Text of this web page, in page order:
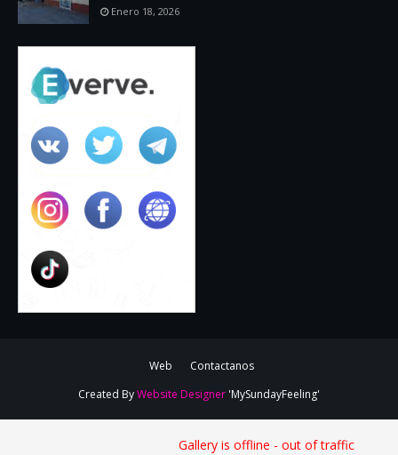
Enero 18, 2026
Web
Contactanos
Created ByWebsite Designer 'MySundayFeeling'
Gallery is offline - out of traffic